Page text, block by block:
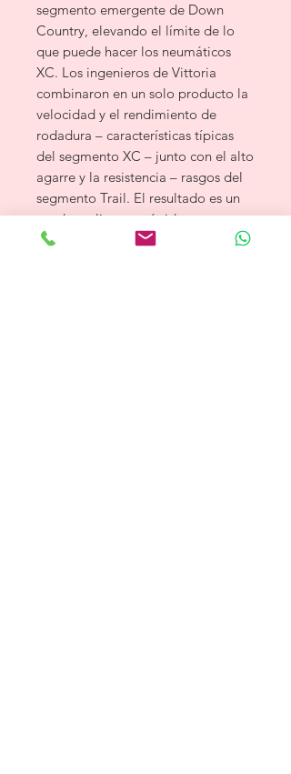
segmento emergente de Down
Country, elevando el límite de lo
que puede hacer los neumáticos
XC. Los ingenieros de Vittoria
combinaron en un solo producto la
velocidad y el rendimiento de
rodadura – características típicas
del segmento XC – junto con el alto
agarre y la resistencia – rasgos del
segmento Trail. El resultado es un
producto ligero y rápido que
permite divertirse también al